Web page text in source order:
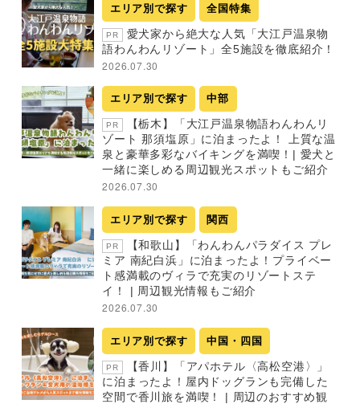
エリア別で探す 全国特集
PR
愛犬家から絶大な人気「大江戸温泉物
語わんわんリゾート」全5施設を徹底紹介！
2026.07.30
エリア別で探す 中部
PR
【栃木】「大江戸温泉物語わんわんリ
ゾート 那須塩原」に泊まったよ！ 上質な温
泉と豪華多彩なバイキングを満喫！| 愛犬と
一緒に楽しめる周辺観光スポットもご紹介
2026.07.30
エリア別で探す 関西
PR
【和歌山】「わんわんパラダイス プレ
ミア 南紀白浜」に泊まったよ！プライベー
ト感満載のヴィラで充実のリゾートステ
イ！ | 周辺観光情報もご紹介
2026.07.30
エリア別で探す 中国・四国
PR
【香川】「アパホテル〈高松空港〉」
に泊まったよ！屋内ドッグランも完備した
空間で香川旅を満喫！ | 周辺のおすすめ観